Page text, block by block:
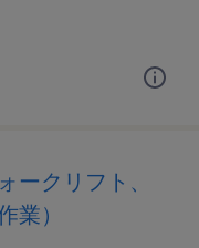
ークリフト、
業）